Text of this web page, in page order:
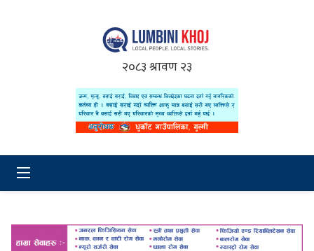
२०८३ श्रावण २३